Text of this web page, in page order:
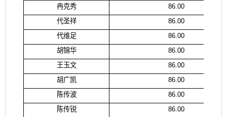
冉克秀
86.00
代圣祥
86.00
代维足
86.00
胡锦华
86.00
王玉文
86.00
胡广凯
86.00
陈传波
86.00
陈传锐
86.00